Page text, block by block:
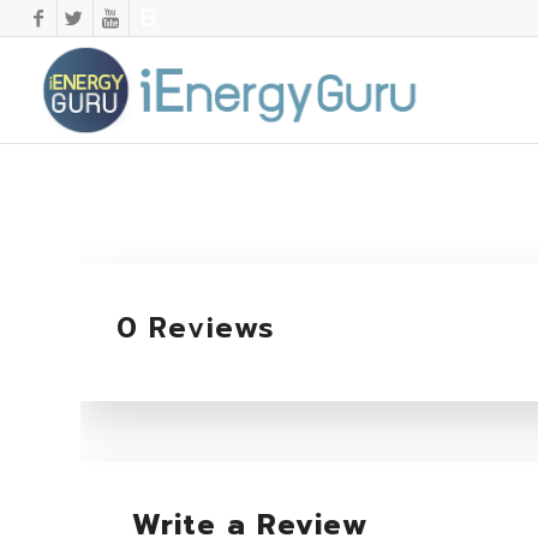
0 Reviews
Write a Review